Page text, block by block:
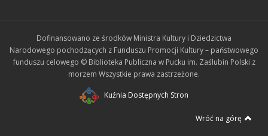
Dofinansowano ze środków Ministra Kultury i Dziedzictwa
Narodowego pochodzących z Funduszu Promocji Kultury – państwowego
funduszu celowego © Biblioteka Publiczna w Pucku im. Zaślubin Polski z
morzem Wszystkie prawa zastrzeżone.
Kuźnia Dostępnych Stron
Wróć na górę